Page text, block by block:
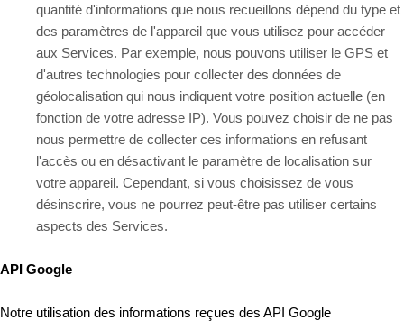
quantité d'informations que nous recueillons dépend du type et
des paramètres de l'appareil que vous utilisez pour accéder
aux Services. Par exemple, nous pouvons utiliser le GPS et
d'autres technologies pour collecter des données de
géolocalisation qui nous indiquent votre position actuelle (en
fonction de votre adresse IP). Vous pouvez choisir de ne pas
nous permettre de collecter ces informations en refusant
l'accès ou en désactivant le paramètre de localisation sur
votre appareil. Cependant, si vous choisissez de vous
désinscrire, vous ne pourrez peut-être pas utiliser certains
aspects des Services.
API Google
Notre utilisation des informations reçues des API Google